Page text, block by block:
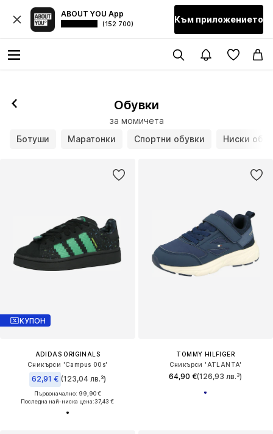
ABOUT YOU App
(152 700) Към приложението
Обувки
за момичета
Ботуши
Маратонки Спортни обувки Ниски
КУПОН
ADIDAS ORIGINALS
Сникърси 'Campus 00s'
62,91 € (123,04 лв.³)
Първоначално: 99,90 €
Последна най-ниска цена:37,43 €
TOMMY HILFIGER
Сникърси 'ATLANTA'
64,90 €(126,93 лв.³)